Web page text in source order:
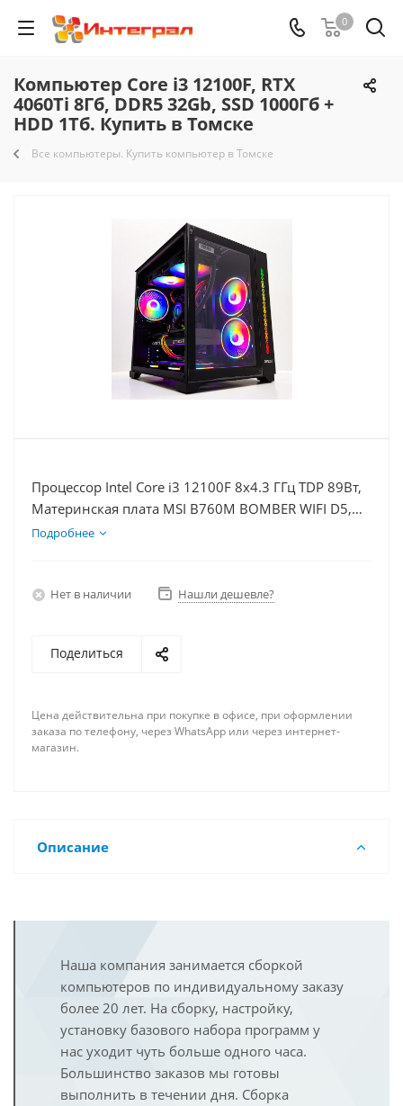
0
Компьютер Core i3 12100F, RTX
4060Ti 8Гб, DDR5 32Gb, SSD 1000Гб +
HDD 1Тб. Купить в Томске
Все компьютеры. Купить компьютер в Томске
Процессор Intel Core i3 12100F 8x4.3 ГГц TDP 89Вт,
Материнская плата MSI B760M BOMBER WIFI D5,
Видеокарта RTX 4060Ti 8Гб, Память DDR5 32Gb,
Подробнее
Нет в наличии Нашли дешевле?
Поделиться
Цена действительна при покупке в офисе, при оформлении
заказа по телефону, через WhatsApp или через интернет-
магазин.
Описание
Наша компания занимается сборкой
компьютеров по индивидуальному заказу
более 20 лет. На сборку, настройку,
установку базового набора программ у
нас уходит чуть больше одного часа.
Большинство заказов мы готовы
выполнить в течении дня. Сборка